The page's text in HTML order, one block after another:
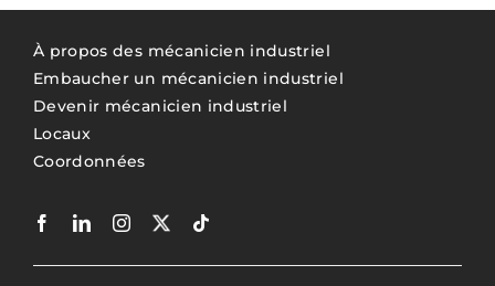
À propos des mécanicien industriel
Embaucher un mécanicien industriel
Devenir mécanicien industriel
Locaux
Coordonnées